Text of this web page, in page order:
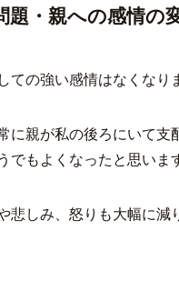
題・親への感情の
ての強い感情はなくなり
に親が私の後ろにいて
でもよくなったと思いま
悲しみ、怒りも大幅に減